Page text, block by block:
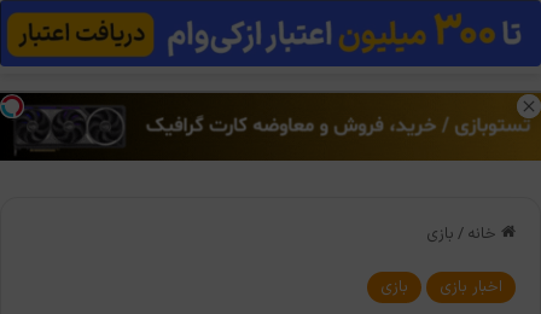
منو
خانه / بازی
اخبار بازی بازی